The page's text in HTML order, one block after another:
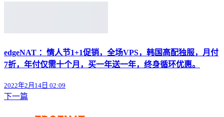
edgeNAT ：情人节1+1促销，全场VPS，韩国高配独服，月付
7折，年付仅需十个月，买一年送一年，终身循环优惠。
2022年2月14日 02:09
下一篇